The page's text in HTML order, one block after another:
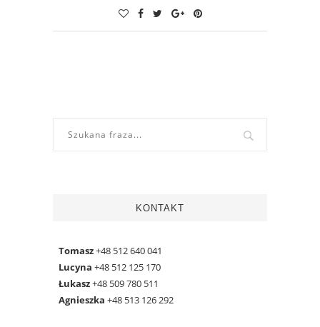
KONTAKT
Tomasz+48 512 640 041
Lucyna +48 512 125 170
Łukasz+48 509 780 511
Agnieszka +48 513 126 292